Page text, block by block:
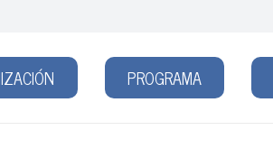
PROGRAMA